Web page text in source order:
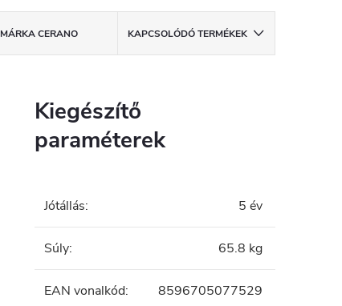
MÁRKACERANO KAPCSOLÓDÓ TERMÉKEK
Kiegészítő
paraméterek
Jótállás: 5 év
Súly: 65.8 kg
EAN vonalkód: 8596705077529